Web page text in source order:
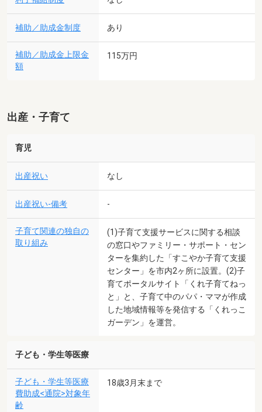
補助／助成金制度 あり
補助／助成金上限金
額
115万円
出産・子育て
育児
出産祝い なし
出産祝い-備考 -
子育て関連の独自の
取り組み
(1)子育て支援サービスに関する相談
の窓口やファミリー・サポート・セン
ターを集約した「すこやか子育て支援
センター」を市内2ヶ所に設置。(2)子
育てポータルサイト「くれ子育てねっ
と」と、子育て中のパパ・ママが作成
した地域情報等を発信する「くれっこ
ガーデン」を運営。
子ども・学生等医療
子ども・学生等医療
費助成<通院>対象年
齢
18歳3月末まで